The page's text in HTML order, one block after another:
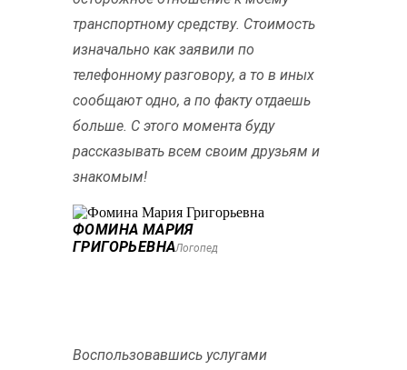
транспортному средству. Стоимость
изначально как заявили по
телефонному разговору, а то в иных
сообщают одно, а по факту отдаешь
больше. С этого момента буду
рассказывать всем своим друзьям и
знакомым!
ФОМИНА МАРИЯ
ГРИГОРЬЕВНАЛогопед
Воспользовавшись услугами